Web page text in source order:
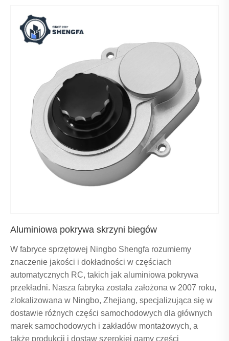
Aluminiowa pokrywa skrzyni biegów
W fabryce sprzętowej Ningbo Shengfa rozumiemy
znaczenie jakości i dokładności w częściach
automatycznych RC, takich jak aluminiowa pokrywa
przekładni. Nasza fabryka została założona w 2007 roku,
zlokalizowana w Ningbo, Zhejiang, specjalizująca się w
dostawie różnych części samochodowych dla głównych
marek samochodowych i zakładów montażowych, a
także produkcji i dostaw szerokiej gamy części